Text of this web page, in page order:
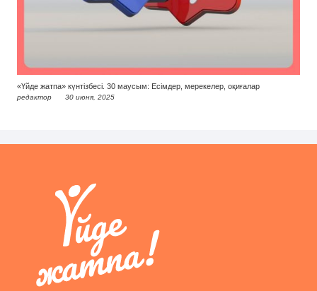
«Үйде жатпа» күнтізбесі. 30 маусым: Есімдер, мерекелер, оқиғалар
редактор 30 июня, 2025